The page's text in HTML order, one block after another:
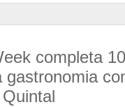
completa
gastronomia